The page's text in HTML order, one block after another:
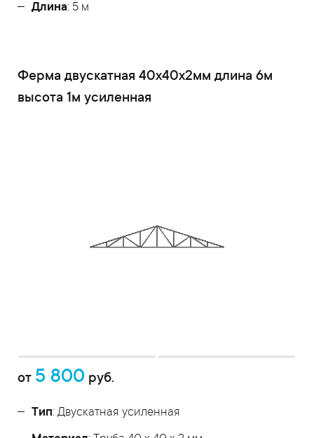
Длина: 5 м
Ферма двускатная 40x40x2мм длина 6м
высота 1м усиленная
от 5 800 руб.
Тип: Двускатная усиленная